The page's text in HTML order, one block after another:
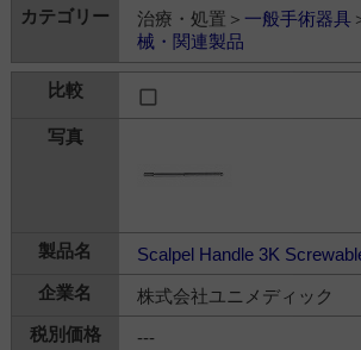
治療・処置＞ 一般手術器具
械・関連製品
Scalpel Handle 3K
株式会社ユニメディック
---